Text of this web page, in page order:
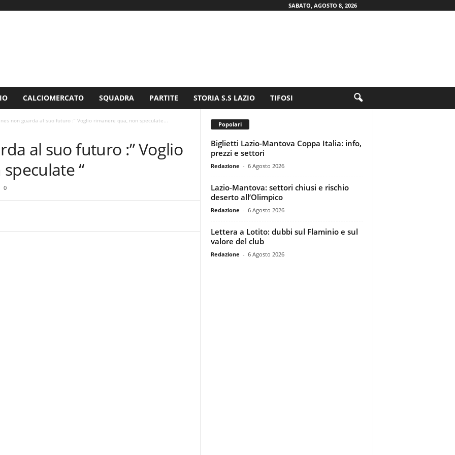
SABATO, AGOSTO 8, 2026
CALCIOMERCATO SQUADRA PARTITE STORIA S.S LAZIO TIFOSI
non guarda al suo futuro :” Voglio rimanere qua, non speculate...
al suo futuro :” Voglio
“
0
Popolari
Biglietti Lazio-Mantova Coppa Italia: info,
prezzi e settori
Redazione - 6 Agosto 2026
Lazio-Mantova: settori chiusi e rischio
deserto all’Olimpico
Redazione - 6 Agosto 2026
Lettera a Lotito: dubbi sul Flaminio e sul
valore del club
Redazione - 6 Agosto 2026